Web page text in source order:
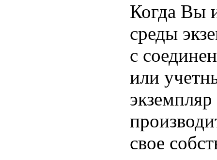
Когда Вы
среды
с
или
экземпляр
свое